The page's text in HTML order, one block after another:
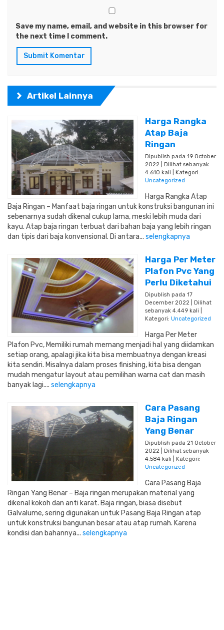
Save my name, email, and website in this browser for
the next time I comment.
Artikel Lainnya
Harga Rangka
Atap Baja
Ringan
Dipublish pada 19 October
2022 | Dilihat sebanyak
4.610 kali | Kategori:
Uncategorized
Harga Rangka Atap
Baja Ringan – Manfaat baja ringan untuk konstruksi bangunan ini
sebenarnya sudah dikenal cukup lama, meski lebih muda dari
kayu. Atap baja ringan terbuat dari bahan baja yang lebih ringan
dan tipis dari baja konvensional. Di antara... selengkapnya
Harga Per Meter
Plafon Pvc Yang
Perlu Diketahui
Dipublish pada 17
December 2022 | Dilihat
sebanyak 4.449 kali |
Kategori: Uncategorized
Harga Per Meter
Plafon Pvc, Memiliki rumah memang menjadi hal yang diidamkan
setiap orang, apalagi jika kita bisa membuatnya dengan kreasi
kita sendiri. Misalnya dalam proses finishing, kita bisa dengan
mudah mengatur layout atau pemilihan warna cat dan masih
banyak lagi.... selengkapnya
Cara Pasang
Baja Ringan
Yang Benar
Dipublish pada 21 October
2022 | Dilihat sebanyak
4.584 kali | Kategori:
Uncategorized
Cara Pasang Baja
Ringan Yang Benar – Baja ringan merupakan material yang
dikenal kokoh dan anti karat. Baja ringan, biasa disebut
Galvalume, sering digunakan untuk Pasang Baja Ringan atap
untuk konstruksi bangunan besar atau atap rumah. Karena
kondisi dan bahannya... selengkapnya